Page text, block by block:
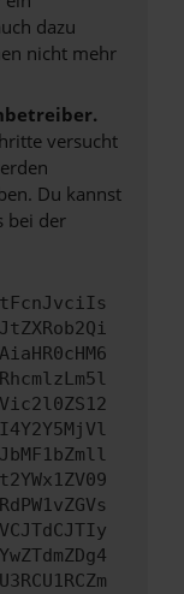
dazu
nicht mehr
versucht
Du kannst
bei der